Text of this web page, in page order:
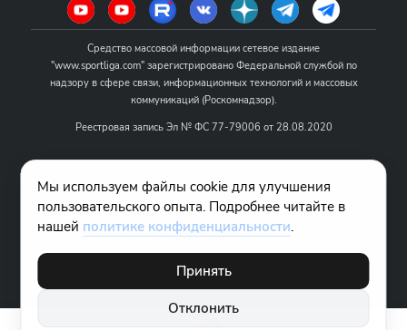
Средство массовой информации сетевое издание
"www.sportliga.com" зарегистрировано Федеральной службой по
надзору в сфере связи, информационных технологий и массовых
коммуникаций (Роскомнадзор).
Реестровая запись Эл № ФС 77-79006 от 28.08.2020
Название - www.sportliga.com
Учредитель СМИ сетевого издания "www.sportliga.com": ИП Чамин
О.Н.
Главный редактор СМИ сетевого издания "www.sportliga.com":
Хаимов Д.И.
18+
Мы используем файлы cookie для улучшения
пользовательского опыта. Подробнее читайте в
нашей политике конфиденциальности.
Принять
Отклонить